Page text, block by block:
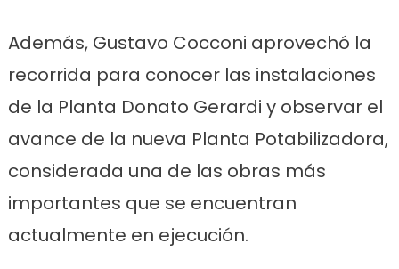
Además, Gustavo Cocconi aprovechó la
recorrida para conocer las instalaciones
de la Planta Donato Gerardi y observar el
avance de la nueva Planta Potabilizadora,
considerada una de las obras más
importantes que se encuentran
actualmente en ejecución.